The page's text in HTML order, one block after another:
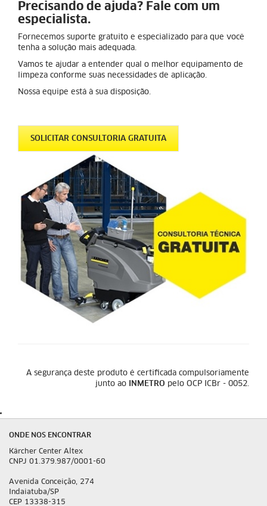
Precisando de ajuda? Fale com um
especialista.
Fornecemos suporte gratuito e especializado para que você
tenha a solução mais adequada.
Vamos te ajudar a entender qual o melhor equipamento de
limpeza conforme suas necessidades de aplicação.
Nossa equipe está à sua disposição.
SOLICITAR CONSULTORIA GRATUITA
A segurança deste produto é certificada compulsoriamente
junto ao
INMETRO pelo OCP ICBr - 0052.
ONDE NOS ENCONTRAR
Kärcher Center Altex
CNPJ 01.379.987/0001-60
Avenida Conceição, 274
Indaiatuba/SP
CEP 13338-315